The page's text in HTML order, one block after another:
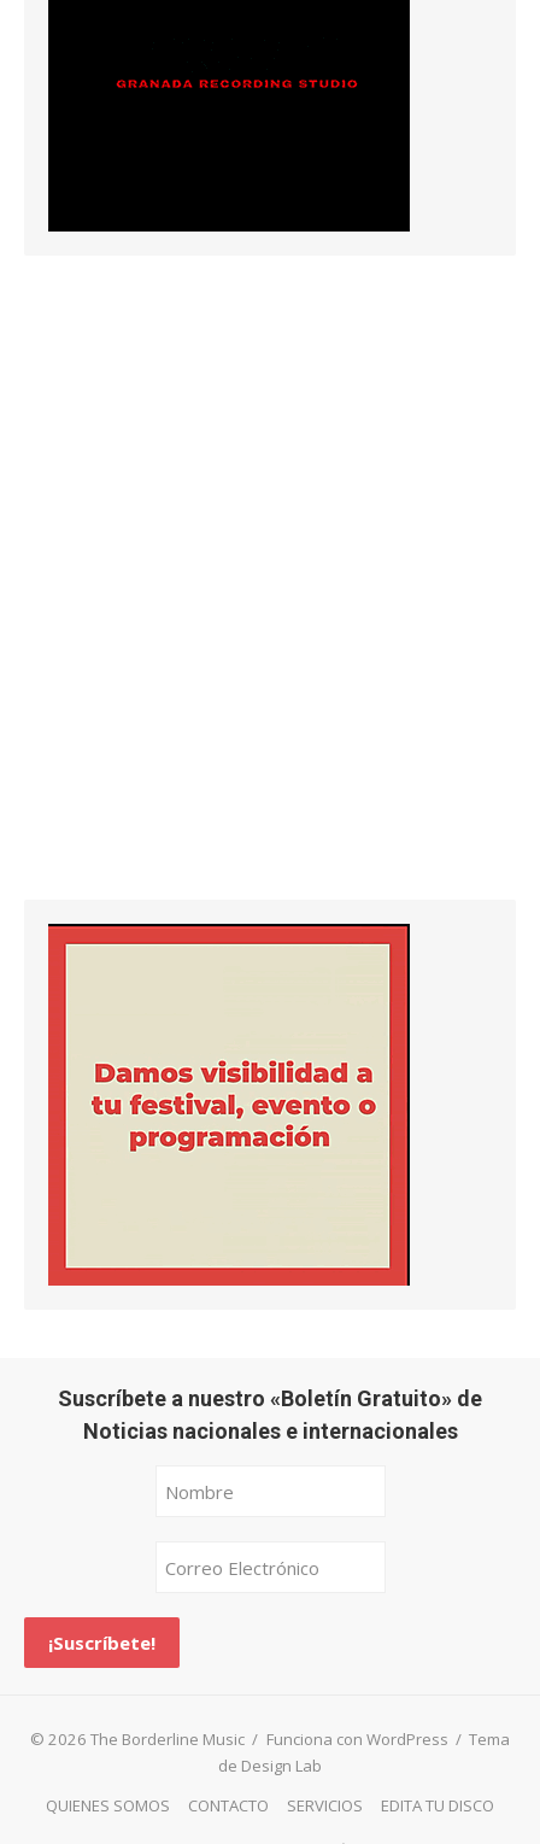
Suscríbete a nuestro «Boletín Gratuito» de
Noticias nacionales e internacionales
© 2026 The Borderline Music / Funciona con WordPress / Tema
de Design Lab
QUIENES SOMOS
CONTACTO SERVICIOS EDITA TU DISCO